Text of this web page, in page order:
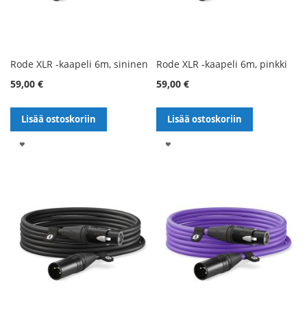
Rode XLR -kaapeli 6m, sininen
59,00 €
Lisää ostoskoriin
Rode XLR -kaapeli 6m, pinkki
59,00 €
Lisää ostoskoriin